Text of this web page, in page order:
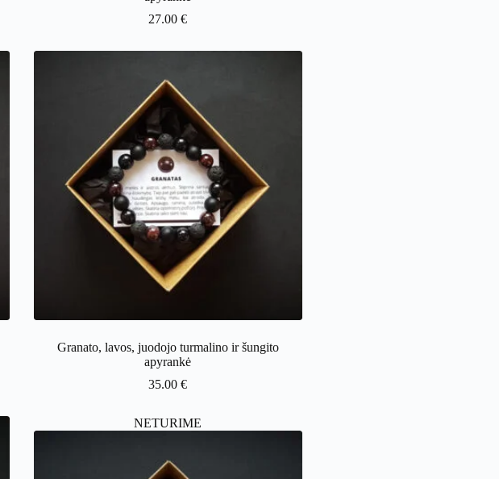
27.00€
Granato, lavos, juodojo turmalino ir šungito
apyrankė
35.00€
NETURIME